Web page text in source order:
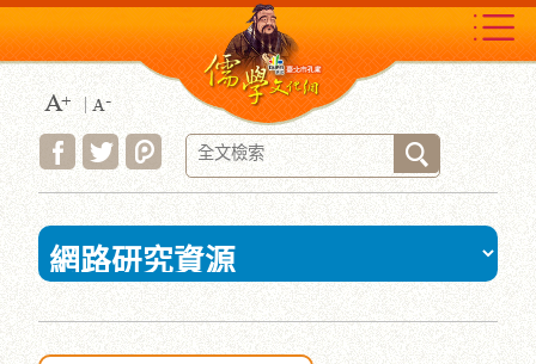
到
主
要
內
容
區
塊